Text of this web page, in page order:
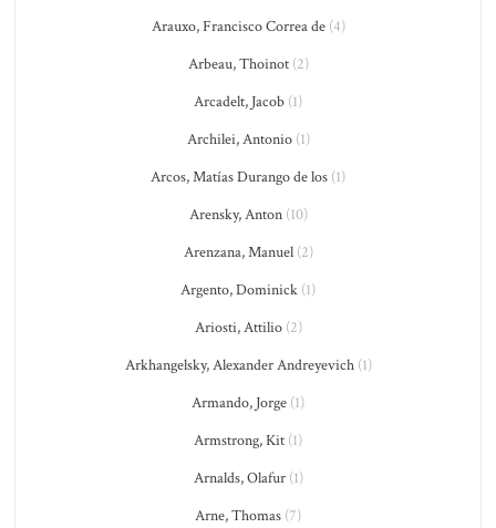
Arauxo, Francisco Correa de(4)
Arbeau, Thoinot(2)
Arcadelt, Jacob (1)
Archilei, Antonio(1)
Arcos, Matías Durango de los (1)
Arensky, Anton(10)
Arenzana, Manuel(2)
Argento, Dominick (1)
Ariosti, Attilio(2)
Arkhangelsky, Alexander Andreyevich(1)
Armando, Jorge (1)
Armstrong, Kit (1)
Arnalds, Olafur(1)
Arne, Thomas (7)